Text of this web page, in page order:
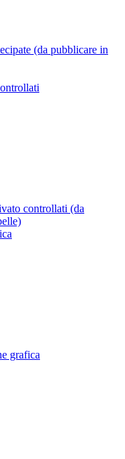
(da pubblicare in
controllati (da
grafica